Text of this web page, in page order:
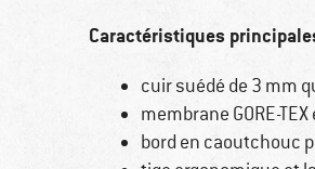
Caractéristiques
cuir suédé de 3 mm
membrane GORE-
bord en caoutchouc